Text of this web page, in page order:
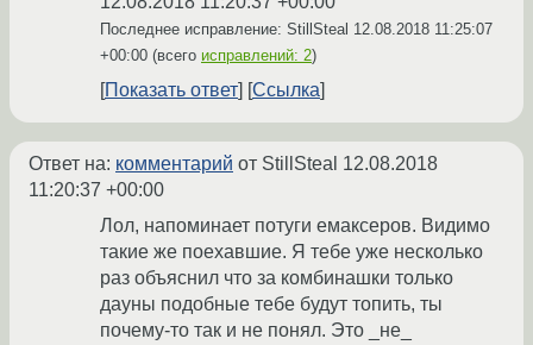
Последнее исправление: StillSteal 12.08.2018 11:25:07
+00:00 (всего исправлений: 2)
Показать ответ Ссылка
Ответ на: комментарий от StillSteal 12.08.2018
11:20:37 +00:00
Лол, напоминает потуги емаксеров. Видимо
такие же поехавшие. Я тебе уже несколько
раз объяснил что за комбинашки только
дауны подобные тебе будут топить, ты
почему-то так и не понял. Это _не_